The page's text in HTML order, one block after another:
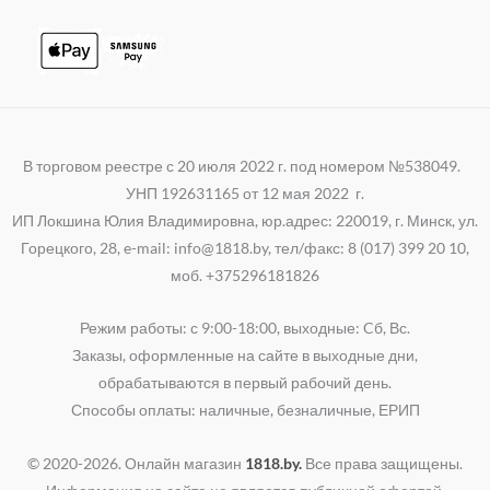
В торговом реестре с 20 июля 2022 г. под номером №538049.
УНП 192631165 от 12 мая 2022 г.
ИП Локшина Юлия Владимировна, юр.адрес: 220019, г. Минск, ул.
Горецкого, 28, e-mail: info@1818.by, тел/факс: 8 (017) 399 20 10,
моб. +375296181826
Режим работы: с 9:00-18:00, выходные: Cб, Вс.
Заказы, оформленные на сайте в выходные дни,
обрабатываются в первый рабочий день.
Способы оплаты: наличные, безналичные, ЕРИП
© 2020-2026. Онлайн магазин 1818.by. Все права защищены.